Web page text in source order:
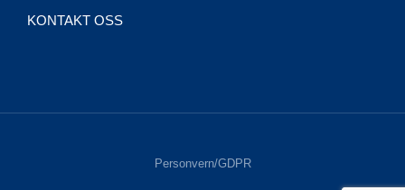
KONTAKT OSS
Personvern/GDPR